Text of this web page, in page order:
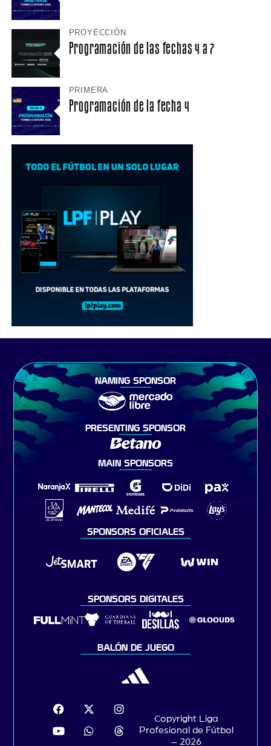
PROYECCIÓN
Programación de las fechas 4 a 7
PRIMERA
Programación de la fecha 4
NAMING SPONSOR
PRESENTING SPONSOR
MAIN SPONSORS
SPONSORS OFICIALES
SPONSORS DIGITALES
BALÓN DE JUEGO
Copyright Liga
Profesional de Fútbol
– 2026